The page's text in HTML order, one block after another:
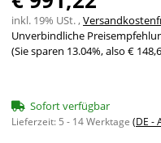
inkl. 19% USt. ,
Unverbindliche
(Sie sparen 13.04%, also €
Sofort verfügbar
Lieferzeit: 5 - 14 Werktage (DE -